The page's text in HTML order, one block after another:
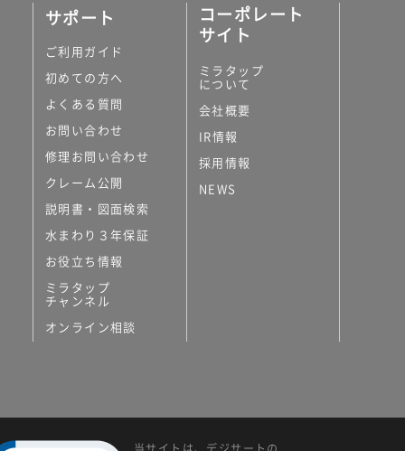
サポート
ご利用ガイド
初めての方へ
よくある質問
お問い合わせ
修理お問い合わせ
クレーム公開
説明書・図面検索
水まわり３年保証
お役立ち情報
ミラタップ
チャンネル
オンライン相談
コーポレート
サイト
ミラタップ
について
会社概要
IR情報
採用情報
NEWS